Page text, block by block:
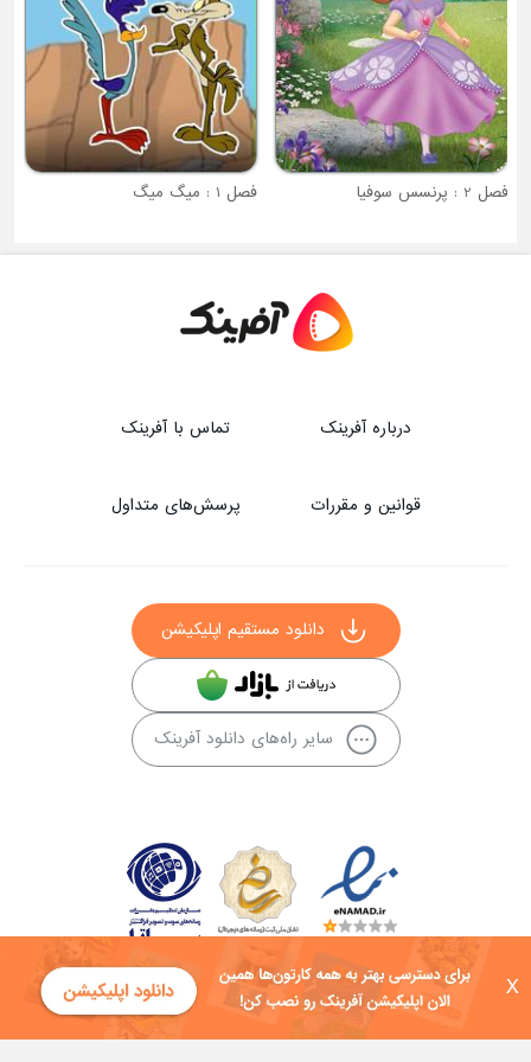
X
فصل 2 : پرنسس سوفیا فصل 1 : میگ میگ
درباره آفرینک تماس با آفرینک
قوانین و مقررات پرسش‌های متداول
دانلود مستقیم اپلیکیشن
سایر راه‌های دانلود آفرینک
کلیه حقوق این سایت به شرکت توسعه فناوی هفت آسمان توکان تعلق دارد و